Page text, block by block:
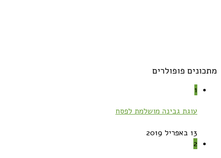
מתכונים פופולרים
1
עוגת גבינה מושלמת לפסח
13 באפריל 2019
2